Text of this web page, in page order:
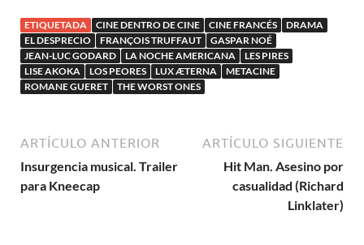
ETIQUETADA CINE DENTRO DE CINE CINE FRANCÉS
DRAMA
EL DESPRECIO
FRANÇOIS TRUFFAUT
GASPAR NOÉ
JEAN-LUC GODARD
LA NOCHE AMERICANA
LES PIRES
LISE AKOKA
LOS PEORES LUX ÆTERNA
METACINE
ROMANE GUERET
THE WORST ONES
ARTÍCULO ANTERIOR
Insurgencia musical. Trailer
para Kneecap
ARTÍCULO SIGUIENTE
Hit Man. Asesino por
casualidad (Richard
Linklater)